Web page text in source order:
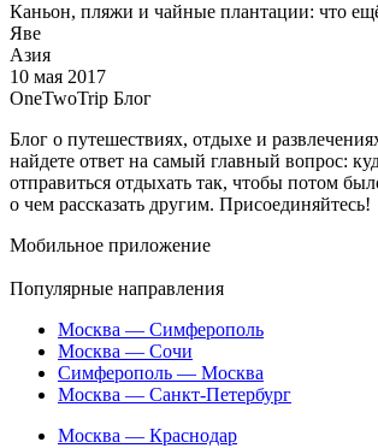
Каньон, пляжи и чайные плантации: что
Яве
Азия
10 мая 2017
OneTwoTrip Блог
Блог о путешествиях, отдыхе и
найдете ответ на самый главный вопрос:
отправиться отдыхать так, чтобы потом
о чем рассказать другим. Присоединяйтесь!
Мобильное приложение
Популярные направления
Москва — Симферополь
Москва — Сочи
Симферополь — Москва
Москва — Санкт-Петербург
Москва — Краснодар